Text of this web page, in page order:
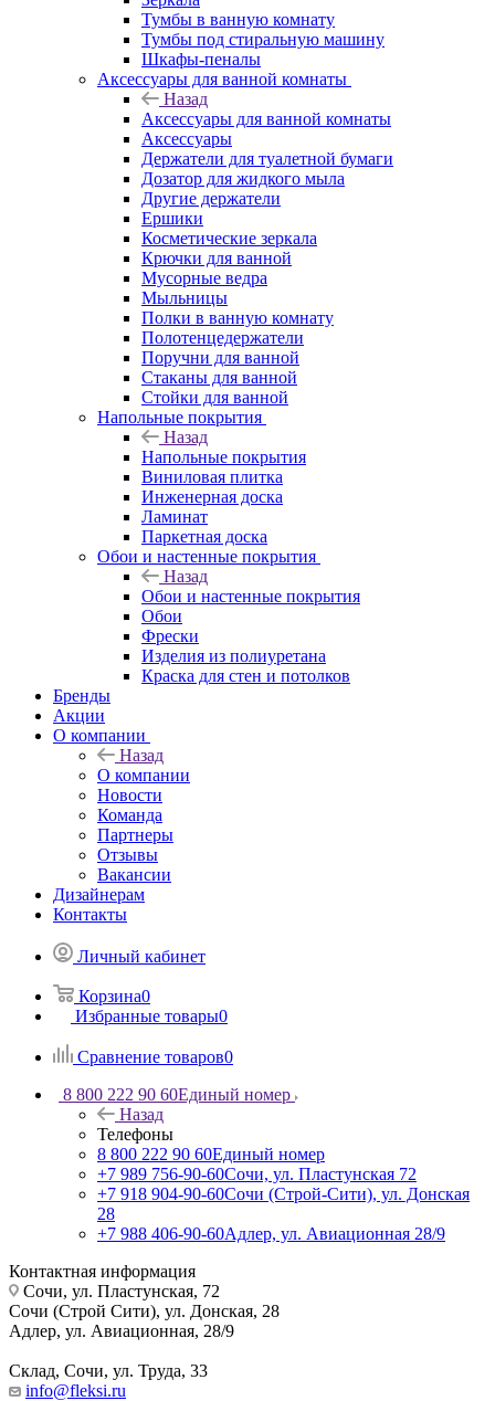
Тумбы в ванную комнату
Тумбы под стиральную машину
Шкафы-пеналы
Аксессуары для ванной комнаты
Назад
Аксессуары для ванной комнаты
Аксессуары
Держатели для туалетной бумаги
Дозатор для жидкого мыла
Другие держатели
Ершики
Косметические зеркала
Крючки для ванной
Мусорные ведра
Мыльницы
Полки в ванную комнату
Полотенцедержатели
Поручни для ванной
Стаканы для ванной
Стойки для ванной
Напольные покрытия
Назад
Напольные покрытия
Виниловая плитка
Инженерная доска
Ламинат
Паркетная доска
Обои и настенные покрытия
Назад
Обои и настенные покрытия
Обои
Фрески
Изделия из полиуретана
Краска для стен и потолков
Бренды
Акции
О компании
Назад
О компании
Новости
Команда
Партнеры
Отзывы
Вакансии
Дизайнерам
Контакты
Личный кабинет
Корзина0
Избранные товары0
Сравнение товаров0
8 800 222 90 60Единый номер
Назад
Телефоны
8 800 222 90 60Единый номер
+7 989 756-90-60Сочи, ул. Пластунская 72
+7 918 904-90-60Сочи (Строй-Сити), ул. Донская
28
+7 988 406-90-60Адлер, ул. Авиационная 28/9
Контактная информация
Сочи, ул. Пластунская, 72
Сочи (Строй Сити), ул. Донская, 28
Адлер, ул. Авиационная, 28/9
Склад, Сочи, ул. Труда, 33
info@fleksi.ru